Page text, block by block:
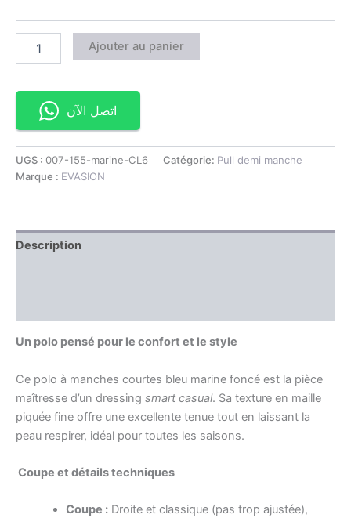
Ajouter au panier
اتصل الآن
UGS : 007-155-marine-CL6 Catégorie: Pull demi manche
Marque : EVASION
Description
Un polo pensé pour le confort et le style
Ce polo à manches courtes bleu marine foncé est la pièce
maîtresse d’un dressing smart casual. Sa texture en maille
piquée fine offre une excellente tenue tout en laissant la
peau respirer, idéal pour toutes les saisons.
Coupe et détails techniques
Coupe :Droite et classique (pas trop ajustée),